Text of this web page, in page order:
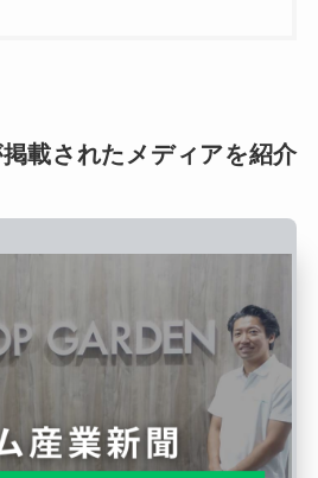
載されたメディアを紹介